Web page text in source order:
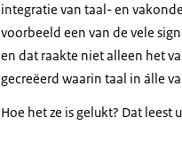
integratie van taal- en
voorbeeld een van de vele
en dat raakte niet alleen het
gecreëerd waarin taal in álle
Hoe het ze is gelukt? Dat